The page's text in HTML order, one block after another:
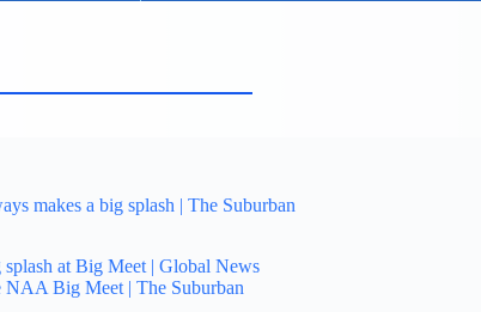
makes a big splash | The Suburban
at Big Meet | Global News
Big Meet | The Suburban